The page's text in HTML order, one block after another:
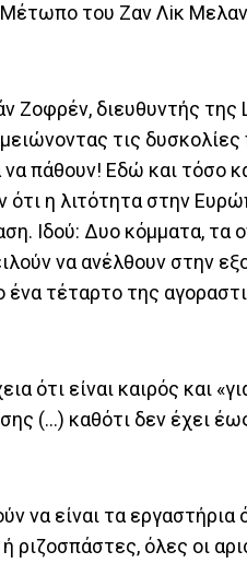
Μέτωπο του Ζαν Λiκ
Ζοφρέν, διευθυντής
τις
να πάθουν! Εδώ και τόσο
η λιτότητα στην
Ιδού: Δυο κόμματα, τα
να ανέλθουν στην
ένα τέταρτο της
ότι είναι καιρός και
(...) καθότι δεν έχει
να είναι τα εργαστήρια
ριζοσπάστες, όλες οι